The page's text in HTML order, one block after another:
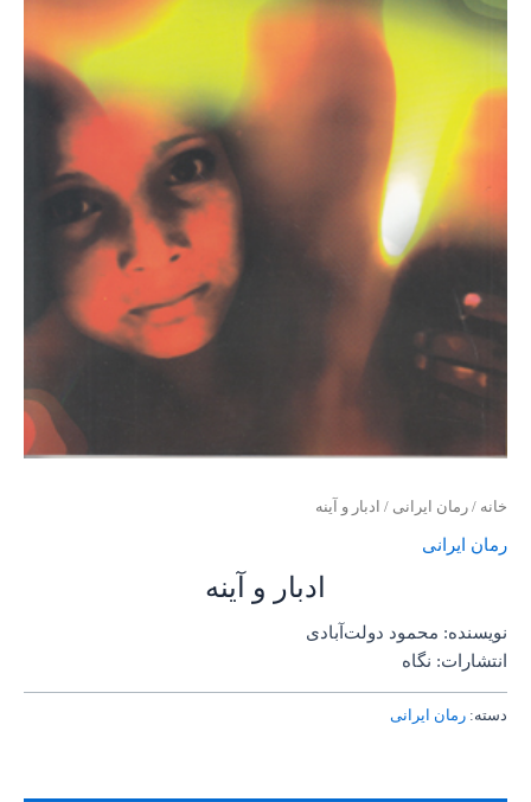
خانه / رمان ایرانی / ادبار و آینه
رمان ایرانی
ادبار و آینه
نویسنده: محمود دولت‌آبادی
انتشارات: نگاه
دسته: رمان ایرانی